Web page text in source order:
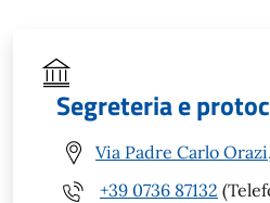
Segreteria e
Via Padre Carlo
+39 0736 87132